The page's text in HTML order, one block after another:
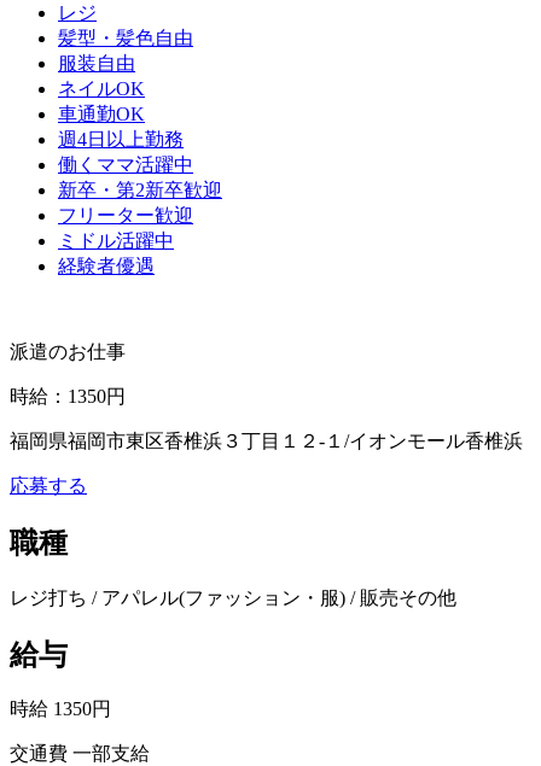
レジ
髪型・髪色自由
服装自由
ネイルOK
車通勤OK
週4日以上勤務
働くママ活躍中
新卒・第2新卒歓迎
フリーター歓迎
ミドル活躍中
経験者優遇
派遣のお仕事
時給 ： 1350円
福岡県福岡市東区香椎浜３丁目１２‐１/イオンモール香椎浜
応募する
職種
レジ打ち / アパレル(ファッション・服) / 販売その他
給与
時給 1350円
交通費 一部支給